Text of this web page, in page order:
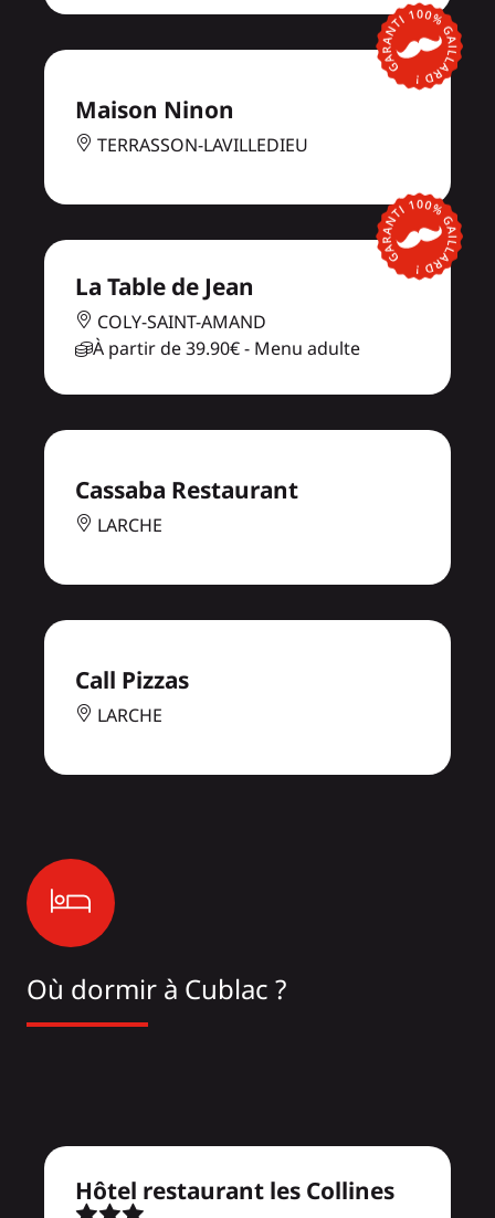
Maison Ninon
TERRASSON-LAVILLEDIEU
La Table de Jean
COLY-SAINT-AMAND
À partir de39.90€- Menu adulte
Cassaba Restaurant
LARCHE
Call Pizzas
LARCHE
Où dormir à Cublac ?
Hôtel restaurant les Collines